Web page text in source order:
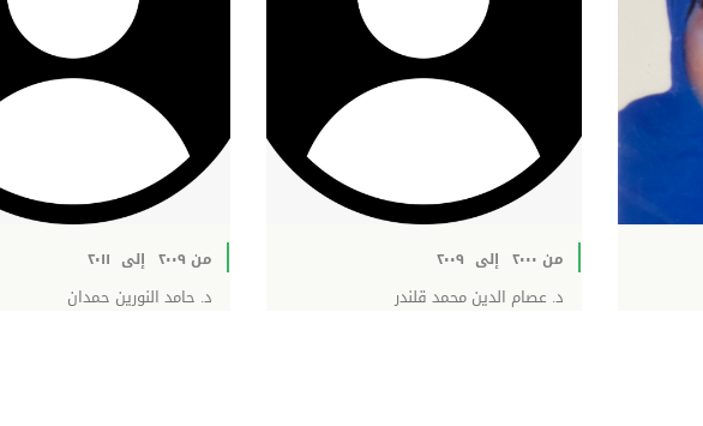
من ٢٠٠٠ إلى ٢٠٠٩
د. عصام الدين محمد قلندر
من ٢٠٠٩ إلى ٢٠١١
د. حامد النورين حمدان